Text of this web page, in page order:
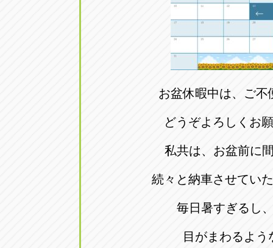
アップル
0569-35-
アップル
アップル
アップル
愛知県常滑市長間37-1
アップル尾張旭店
お盆休暇中は、ご
どうぞよろしくお
私共は、お盆前に
続々と納車させてい
毎日暑すぎるし
目がまわるよ